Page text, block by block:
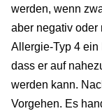
werden, wenn
aber negativ oder
Allergie-Typ 4 ein
dass er auf
werden kann.
Vorgehen. Es